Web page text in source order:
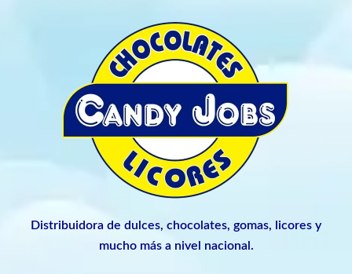
Distribuidora de dulces, chocolates, gomas, licores y
mucho más a nivel nacional.